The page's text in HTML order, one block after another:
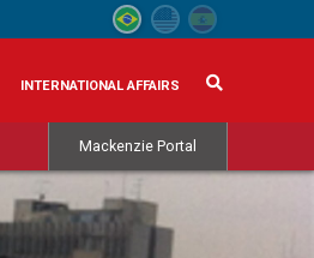
INTERNATIONAL AFFAIRS
Mackenzie Portal